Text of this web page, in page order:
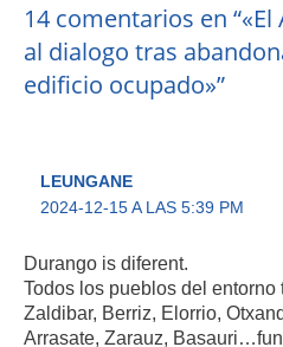
14 comentarios en
al dialogo tras
edificio ocupado»”
LEUNGANE
2024-12-15 A LAS 5:39 PM
Durango is diferent.
Todos los pueblos del entorno
Zaldibar, Berriz, Elorrio,
Arrasate, Zarauz,